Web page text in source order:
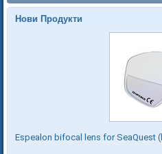
Нови Продукти
Espealon bifocal lens for SeaQuest